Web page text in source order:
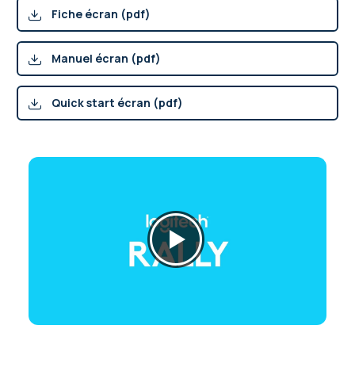
Fiche écran (pdf)
Manuel écran (pdf)
Quick start écran (pdf)